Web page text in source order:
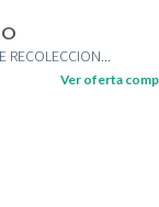
RECOLECCION...
Ver oferta